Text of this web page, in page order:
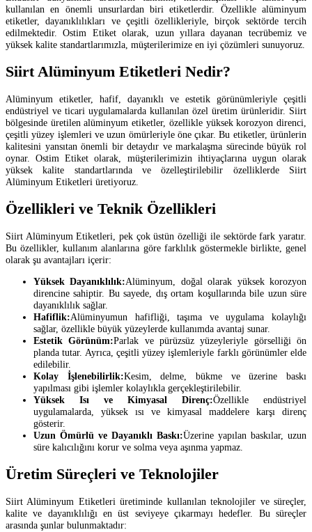
kullanılan en önemli unsurlardan biri etiketlerdir. Özellikle alüminyum
etiketler, dayanıklılıkları ve çeşitli özellikleriyle, birçok sektörde tercih
edilmektedir. Ostim Etiket olarak, uzun yıllara dayanan tecrübemiz ve
yüksek kalite standartlarımızla, müşterilerimize en iyi çözümleri sunuyoruz.
Siirt Alüminyum Etiketleri Nedir?
Alüminyum etiketler, hafif, dayanıklı ve estetik görünümleriyle çeşitli
endüstriyel ve ticari uygulamalarda kullanılan özel üretim ürünleridir. Siirt
bölgesinde üretilen alüminyum etiketler, özellikle yüksek korozyon direnci,
çeşitli yüzey işlemleri ve uzun ömürleriyle öne çıkar. Bu etiketler, ürünlerin
kalitesini yansıtan önemli bir detaydır ve markalaşma sürecinde büyük rol
oynar. Ostim Etiket olarak, müşterilerimizin ihtiyaçlarına uygun olarak
yüksek kalite standartlarında ve özelleştirilebilir özelliklerde Siirt
Alüminyum Etiketleri üretiyoruz.
Özellikleri ve Teknik Özellikleri
Siirt Alüminyum Etiketleri, pek çok üstün özelliği ile sektörde fark yaratır.
Bu özellikler, kullanım alanlarına göre farklılık göstermekle birlikte, genel
olarak şu avantajları içerir:
Yüksek Dayanıklılık:Alüminyum, doğal olarak yüksek korozyon
direncine sahiptir. Bu sayede, dış ortam koşullarında bile uzun süre
dayanıklılık sağlar.
Hafiflik:Alüminyumun hafifliği, taşıma ve uygulama kolaylığı
sağlar, özellikle büyük yüzeylerde kullanımda avantaj sunar.
Estetik Görünüm:Parlak ve pürüzsüz yüzeyleriyle görselliği ön
planda tutar. Ayrıca, çeşitli yüzey işlemleriyle farklı görünümler elde
edilebilir.
Kolay İşlenebilirlik:Kesim, delme, bükme ve üzerine baskı
yapılması gibi işlemler kolaylıkla gerçekleştirilebilir.
Yüksek Isı ve Kimyasal Direnç:Özellikle endüstriyel
uygulamalarda, yüksek ısı ve kimyasal maddelere karşı direnç
gösterir.
Uzun Ömürlü ve Dayanıklı Baskı:Üzerine yapılan baskılar, uzun
süre kalıcılığını korur ve solma veya aşınma yapmaz.
Üretim Süreçleri ve Teknolojiler
Siirt Alüminyum Etiketleri üretiminde kullanılan teknolojiler ve süreçler,
kalite ve dayanıklılığı en üst seviyeye çıkarmayı hedefler. Bu süreçler
arasında şunlar bulunmaktadır: